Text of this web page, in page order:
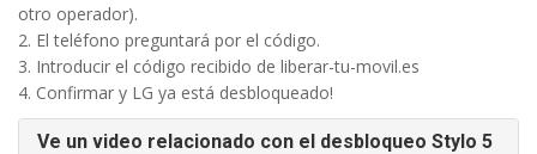
otro operador).
2. El teléfono preguntará por el código.
3. Introducir el código recibido de liberar-tu-movil.es
4. Confirmar y LG ya está desbloqueado!
Ve un video relacionado con el desbloqueo Stylo 5